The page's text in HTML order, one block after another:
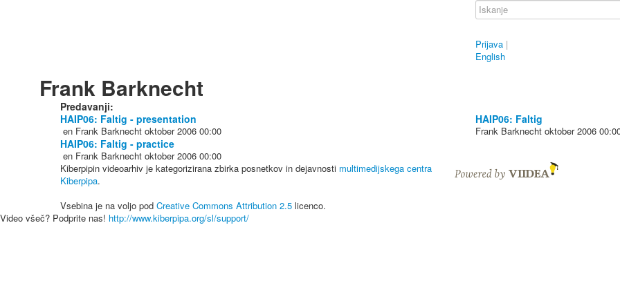
Prijava |
English
Frank Barknecht
Predavanji:
HAIP06: Faltig - presentation
en Frank Barknecht oktober 2006 00:00
HAIP06: Faltig
Frank Barknecht oktober 2006
HAIP06: Faltig - practice
en Frank Barknecht oktober 2006 00:00
Kiberpipin videoarhiv je kategorizirana zbirka posnetkov in dejavnosti multimedijskega centra
Kiberpipa.
Vsebina je na voljo pod Creative Commons Attribution 2.5 licenco.
Video všeč? Podprite nas! http://www.kiberpipa.org/sl/support/